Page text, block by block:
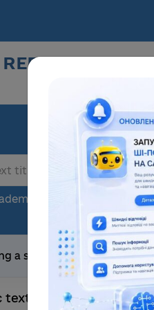
text
a scientific degree
texts